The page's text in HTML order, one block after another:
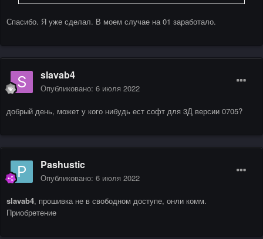
Спасибо. Я уже сделал. В моем случае на 01 заработало.
slavab4
Опубликовано: 6 июля 2022
добрый день, может у кого нибудь ест софт для 3Д версии 0705?
Pashustic
Опубликовано: 6 июля 2022
slavab4, прошивка не в свободном доступе, онли комм.
Приобретение